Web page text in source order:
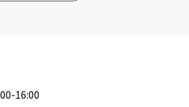
16:00